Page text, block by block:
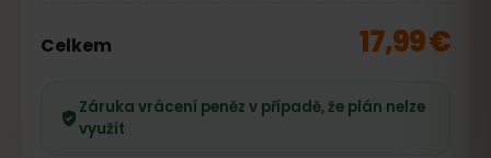
Celkem 17,99 €
Záruka vrácení peněz v případě, že plán nelze
využít